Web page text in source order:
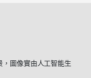
圖像實由人工智能生